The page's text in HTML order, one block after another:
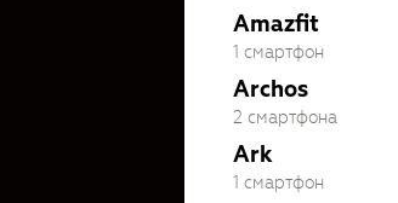
Amazfit
1 смартфон
Archos
2 смартфона
Ark
1 смартфон